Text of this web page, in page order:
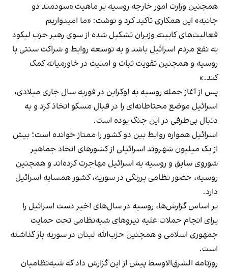
همچنین وزارت امور خارجه روسیه بر ماهیت «سودمند دو
جانبه» این همکاری تاکید کرد و نوشت: «ما امیدواریم
فعالیت‌های کابینه وزیران تشکیل شده از سوی رهبر حزب لیکود
به نفع مردم اسرائیل باشد و به توسعه روابط و شراکت سنتی با
روسیه و همچنین تقویت ثبات و امنیت در خاورمیانه کمک
کند.»
پس از آغاز حمله روسیه به اوکراین در فوریه سال جاری میلادی،
اسرائیل موضع محتاطانه‌ای را در قبال مسکو اتخاذ کرد و به
دنبال بی‌طرفی در این جنگ بوده است.
اسرائیل همواره روابط بین دو کشور را ممتاز خوانده است؛ بیش
از یک میلیون شهروند اسرائیلی از کشورهای اتحاد جماهیر
شوروی سابق و روسیه به اسرائیل مهاجرت کرده‌اند و همچنین
روسیه، حضور نظامی پررنگی در سوریه، کشور همسایه اسرائیل
دارد.
بر اساس گزارش‌ها، روسیه در سال‌های اخیر دست اسرائیل را
برای انجام حملات علیه نیروهای شبه‌نظامی تحت حمایت
جمهوری اسلامی و همچنین حزب‌الله لبنان در سوریه باز گذاشته
است.
روزنامه الشرق‌الاوسط پیش از این گزارش داد که شبه‌نظامیان